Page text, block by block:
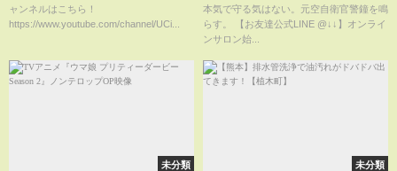
ャンネルはこちら！
https://www.youtube.com/channel/UCi...
迫、米国対応示さず。
本気で守る気はない。元空自衛官警鐘を鳴
らす。 【お友達公式LINE @↓↓】オンライ
ンサロン始...
未分類 未分類